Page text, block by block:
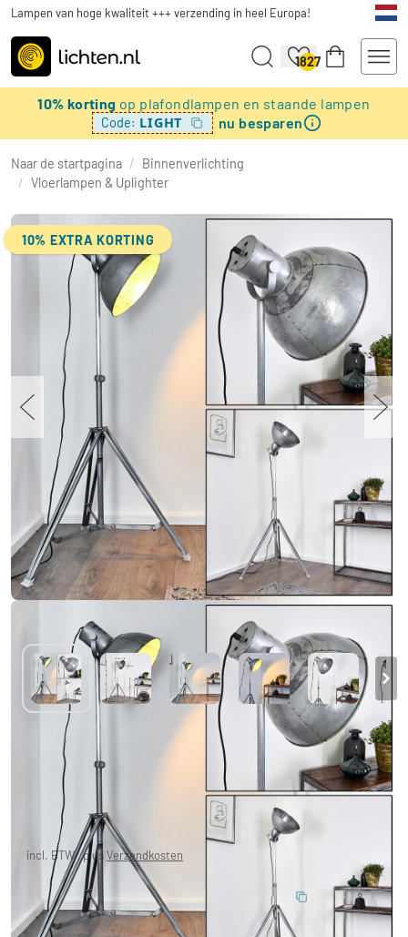
Lampen van hoge kwaliteit +++ verzending in heel Europa!
1827
10% korting op plafondlampen en staande lampen
Code: LIGHT nu besparen
Naar de startpagina / Binnenverlichting
/ Vloerlampen & Uplighter
10% EXTRA KORTING
Svanfolk Staande lamp Grijs, 1-licht
-19% € 168,99
Je redt € 41,00 Adviesprijs:€ 209,99
incl. BTW., plusVerzendkosten Gratis verzending
10% BESPAREN LIGHT